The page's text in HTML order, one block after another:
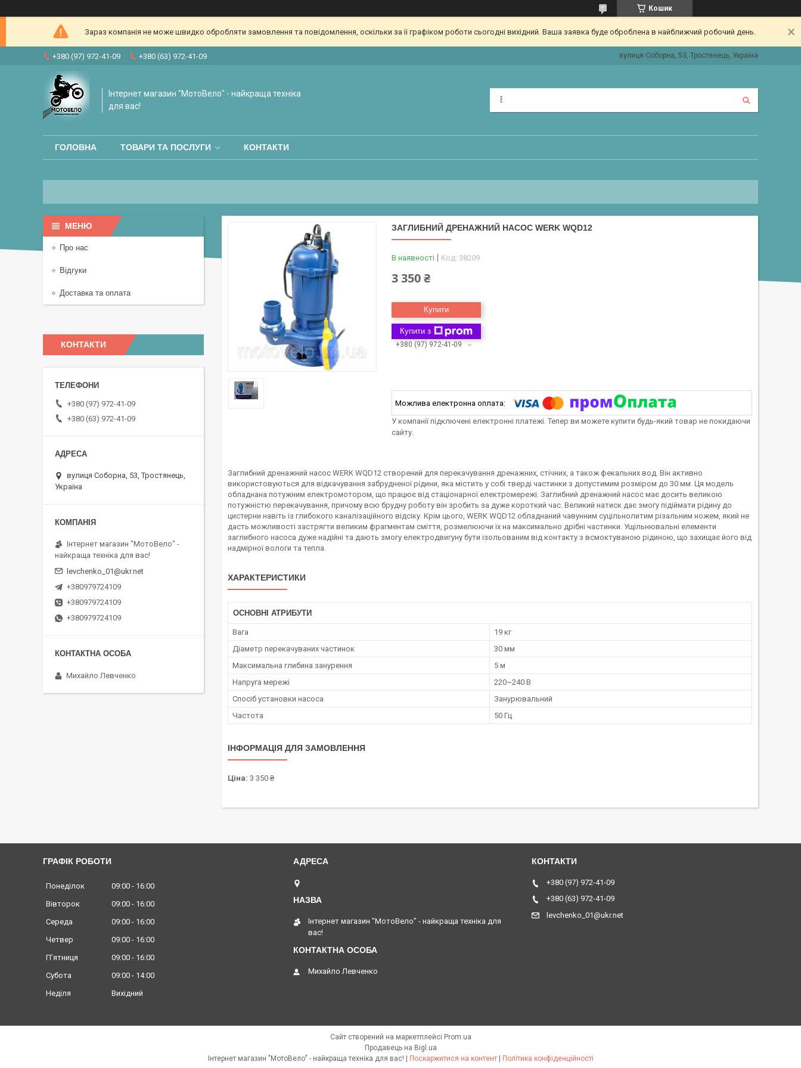
Кошик
Зараз компанія не може швидко обробляти замовлення та повідомлення, оскільки за її графіком роботи сьогодні вихідний. Ваша заявка буде оброблена в найближчий робочий день.
+380 (97) 972-41-09 +380 (63) 972-41-09 вулиця Соборна, 53, Тростянець, Україна
Інтернет магазин "МотоВело" - найкраща техніка
для вас!
ГОЛОВНА ТОВАРИ ТА ПОСЛУГИ КОНТАКТИ
ЗАГЛИБНИЙ ДРЕНАЖНИЙ НАСОС WERK WQD12
В наявності Код: 38209
3 350 ₴
Купити
Купити з
+380 (97) 972-41-09
У компанії підключені електронні платежі. Тепер ви можете купити будь-який товар не покидаючи
сайту.
Заглибний дренажний насос WERK WQD12 створений для перекачування дренажних, стічних, а також фекальних вод. Він активно
використовуються для відкачування забрудненої рідини, яка містить у собі тверді частинки з допустимим розміром до 30 мм. Ця модель
обладнана потужним електромотором, що працює від стаціонарної електромережі. Заглибний дренажний насос має досить великою
потужністю перекачування, причому всю брудну роботу він зробить за дуже короткий час. Великий натиск дає змогу підіймати рідину до
цистерни навіть із глибокого каналізаційного відсіку. Крім цього, WERK WQD12 обладнаний чавунним суцільнолитим різальним ножем, який не
дасть можливості застрягти великим фрагментам сміття, розмелюючи їх на максимально дрібні частинки. Ущільнювальні елементи
заглибного насоса дуже надійні та дають змогу електродвигуну бути ізольованим від контакту з всмоктуваною рідиною, що захищає його від
надмірної вологи та тепла.
ХАРАКТЕРИСТИКИ
ОСНОВНІ АТРИБУТИ
Вага
19 кг
Діаметр перекачуваних частинок
30 мм
Максимальна глибина занурення
5 м
Напруга мережі
220~240 В
Спосіб установки насоса
Занурювальний
Частота
50 Гц
ІНФОРМАЦІЯ ДЛЯ ЗАМОВЛЕННЯ
Ціна: 3 350 ₴
Про нас
Відгуки
Доставка та оплата
КОНТАКТИ
+380 (97) 972-41-09
+380 (63) 972-41-09
вулиця Соборна, 53, Тростянець,
Україна
Інтернет магазин "МотоВело" -
найкраща техніка для вас!
levchenko_01@ukr.net
+380979724109
+380979724109
+380979724109
Михайло Левченко
ГРАФІК РОБОТИ
Понеділок 09:00
16:00
Вівторок
09:00
16:00
Середа
09:00
16:00
Четвер
09:00
16:00
Пʼятниця
09:00
16:00
Субота
09:00
14:00
Неділя
Вихідний
Інтернет магазин "МотоВело" - найкраща техніка для
вас!
Михайло Левченко
+380 (97) 972-41-09
+380 (63) 972-41-09
levchenko_01@ukr.net
Сайт створений на маркетплейсі Prom.ua
Продавець на Bigl.ua
Поскаржитися на контент Політика конфіденційності